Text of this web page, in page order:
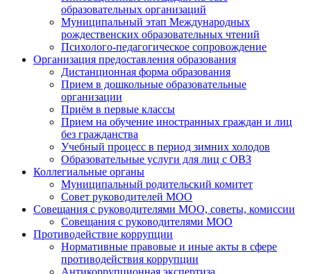
образовательных организаций
Муниципальный этап Международных
рождественских образовательных чтений
Психолого-педагогическое сопровождение
Организация предоставления образования
Дистанционная форма образования
Прием в дошкольные образовательные
организации
Приём в первые классы
Прием на обучение иностранных граждан и лиц
без гражданства
Учебный процесс в период зимних холодов
Образовательные услуги для лиц с ОВЗ
Коллегиальные органы
Муниципальный родительский комитет
Совет руководителей МОО
Совещания с руководителями МОО, советы, комиссии
Совещания с руководителями МОО
Противодействие коррупции
Нормативные правовые и иные акты в сфере
противодействия коррупции